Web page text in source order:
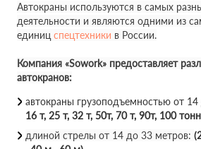
Автокраны используются в самых
деятельности и являются одними из
единиц спецтехники в России.
Компания «Sowork» предоставляет
автокранов:
автокраны грузоподъемностью от
16 т, 25 т, 32 т, 50т, 70 т, 90т, 100
длиной стрелы от 14 до 33 метров: